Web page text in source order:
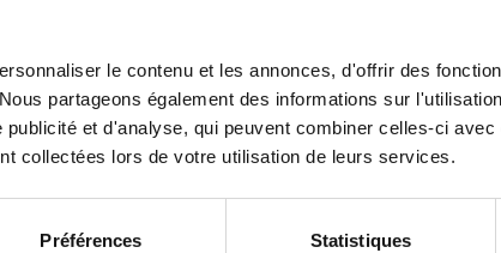
le contenu et les annonces, d'offrir des
partageons également des informations sur
et d'analyse, qui peuvent combiner celles-ci
collectées lors de votre utilisation de leurs services.
Préférences Statistiques
pour réaliser les inscriptions.